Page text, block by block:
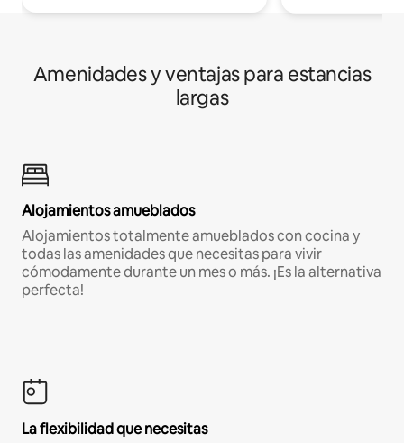
Amenidades y ventajas para estancias
largas
Alojamientos amueblados
Alojamientos totalmente amueblados con cocina y
todas las amenidades que necesitas para vivir
cómodamente durante un mes o más. ¡Es la alternativa
perfecta!
La flexibilidad que necesitas